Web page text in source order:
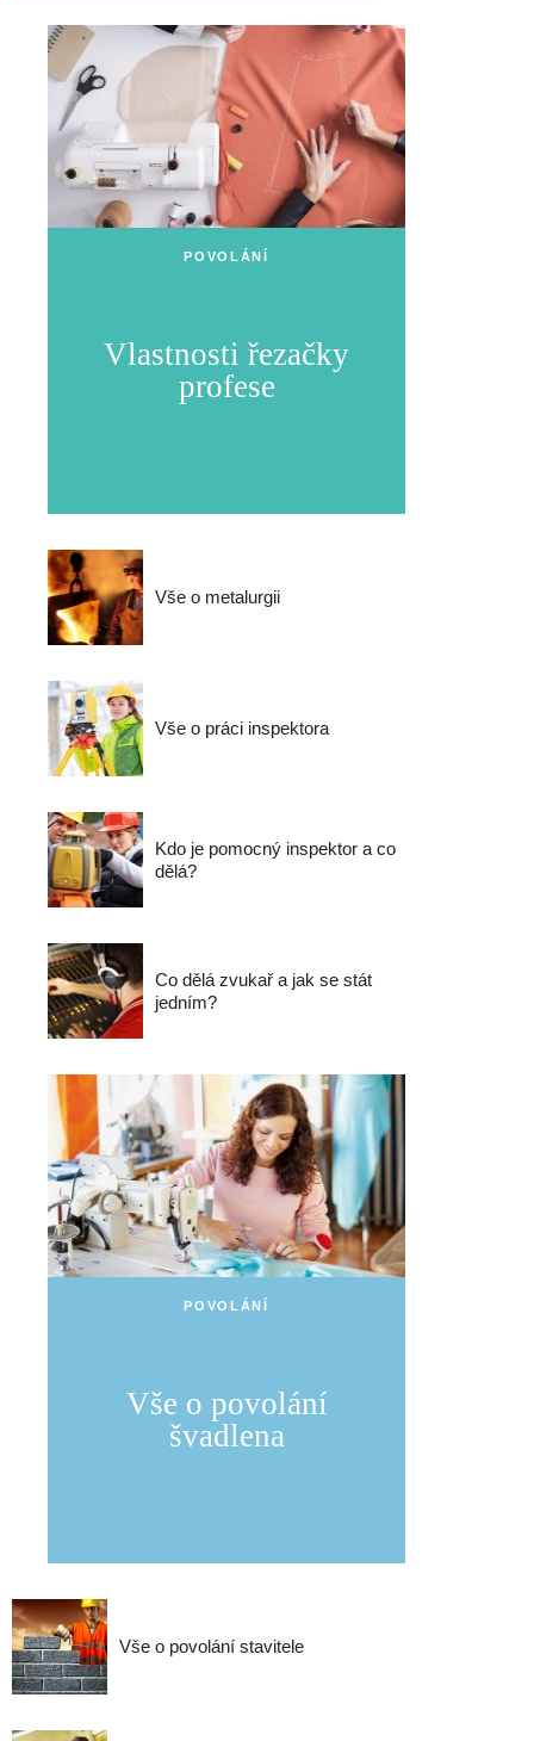
POVOLÁNÍ
Vlastnosti řezačky
profese
Vše o metalurgii
Vše o práci inspektora
Kdo je pomocný inspektor a co
dělá?
Co dělá zvukař a jak se stát
jedním?
POVOLÁNÍ
Vše o povolání
švadlena
Vše o povolání stavitele